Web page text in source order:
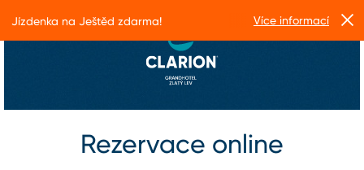
Rezervace online
Jízdenka na Ještěd zdarma! Více informací